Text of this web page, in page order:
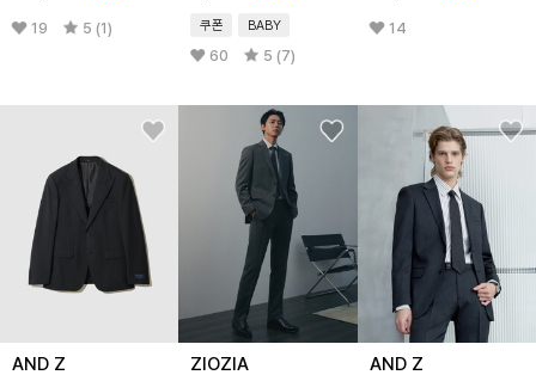
19 5 (1) 쿠폰 BABY
60 5 (7)
14
AND Z ZIOZIA AND Z